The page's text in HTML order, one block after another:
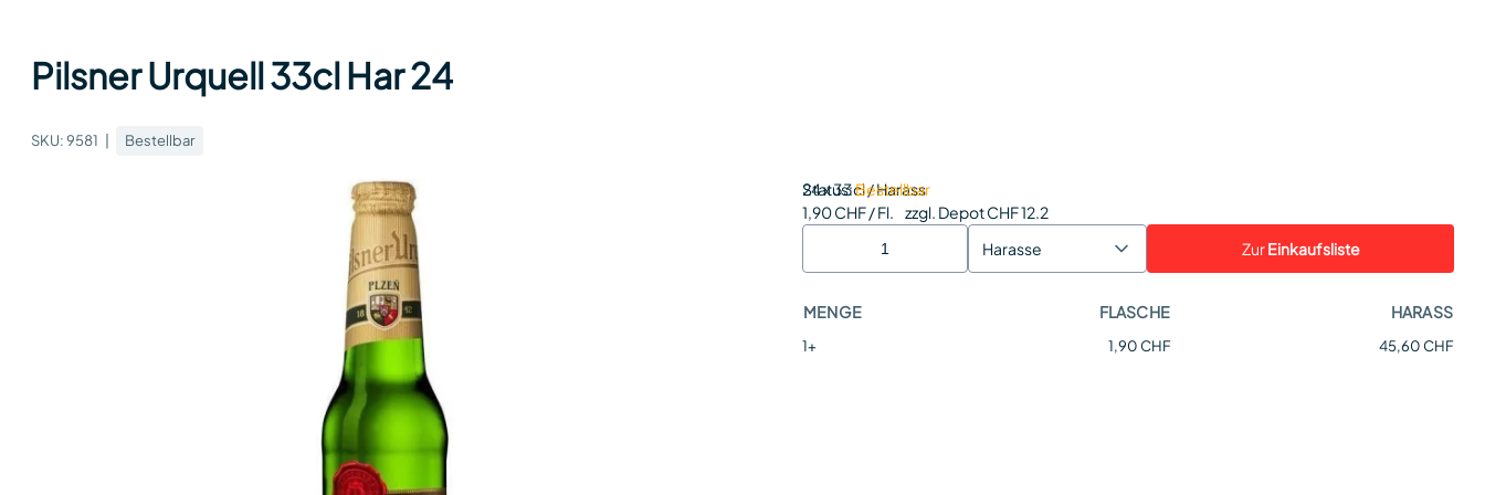
Pilsner Urquell 33cl Har 24
SKU:9581 Bestellbar
Status:Bestellbar
24 x 33cl / Harass
1,90 CHF / Fl.
zzgl. Depot CHF 12.2
Harasse
ZurEinkaufsliste
MENGE FLASCHE HARASS
1+ 1,90 CHF 45,60 CHF